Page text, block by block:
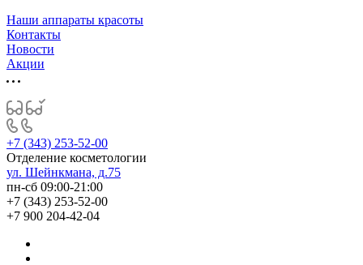
Наши аппараты красоты
Контакты
Новости
Акции
+7 (343) 253-52-00
Отделение косметологии
ул. Шейнкмана, д.75
пн-сб 09:00-21:00
+7 (343) 253-52-00
+7 900 204-42-04